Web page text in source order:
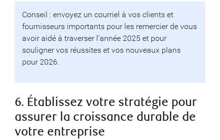
Conseil : envoyez un courriel à vos clients et
fournisseurs importants pour les remercier de vous
avoir aidé à traverser l’année 2025 et pour
souligner vos réussites et vos nouveaux plans
pour 2026.
6. Établissez votre stratégie pour
assurer la croissance durable de
votre entreprise